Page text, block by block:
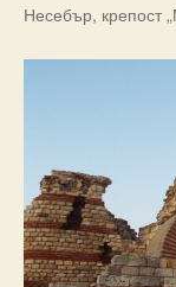
Несебър, крепост